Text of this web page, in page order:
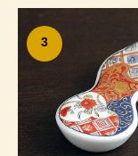
3